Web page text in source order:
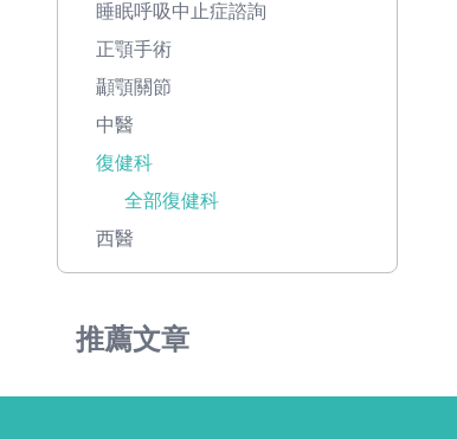
睡眠呼吸中止症諮詢
正顎手術
顳顎關節
中醫
復健科
全部復健科
西醫
推薦文章